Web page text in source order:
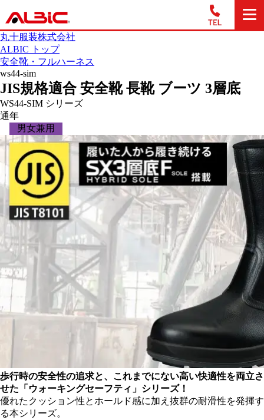
丸十服装株式会社
ALBIC トップ
安全靴・フルハーネス
ws44-sim
JIS規格適合 安全靴 長靴 ブーツ 3層底
WS44-SIM シリーズ
通年
男女兼用
歩行時の安全性の追求と、これまでにない高い快適性を両立さ
せた「ウォーキングセーフティ」シリーズ！
優れたクッション性とホールド感に加え抜群の耐滑性を発揮す
る本シリーズ。